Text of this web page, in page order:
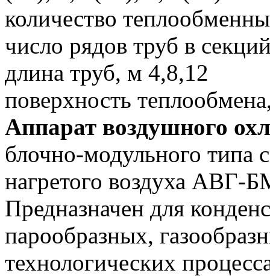
количество
число рядов труб в
длина труб, м 4,8,12
поверхность
Аппарат воздушного
блочно-модульного типа
нагретого воздуха АВГ-
Предназначен для
парообразных,
технологических